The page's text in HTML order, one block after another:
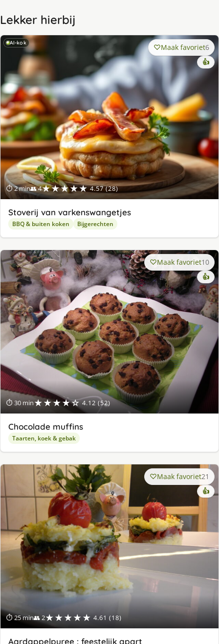
Lekker hierbij
AI-kok
⏱ 2 min👥 4★★★★★ 4.57 (28)
Maak favoriet6
👍
Stoverij van varkenswangetjes
BBQ & buiten koken Bijgerechten
⏱ 30 min★★★★☆ 4.12 (52)
Maak favoriet10
👍
Chocolade muffins
Taarten, koek & gebak
⏱ 25 min👥 2★★★★★ 4.61 (18)
Maak favoriet21
👍
Aardappelpuree : feestelijk apart